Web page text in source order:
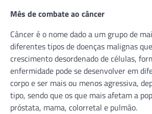
Mês de combate ao câncer
Câncer é o nome dado a um grupo de
diferentes tipos de doenças malignas
crescimento desordenado de células,
enfermidade pode se desenvolver em
corpo e ser mais ou menos agressiva,
tipo, sendo que os que mais afetam a
próstata, mama, colorretal e pulmão.